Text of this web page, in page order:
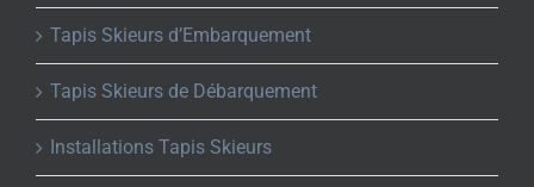
Tapis Skieurs d’Embarquement
Tapis Skieurs de Débarquement
Installations Tapis Skieurs